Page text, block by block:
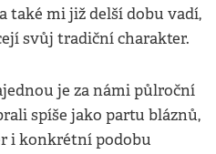
také mi již delší dobu vadí,
svůj tradiční charakter.
je za námi půlroční
spíše jako partu bláznů,
i konkrétní podobu